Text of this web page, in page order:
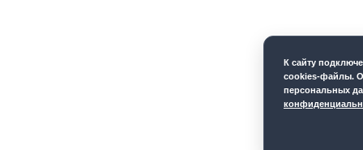
К cайту
cookies-файлы.
персональных